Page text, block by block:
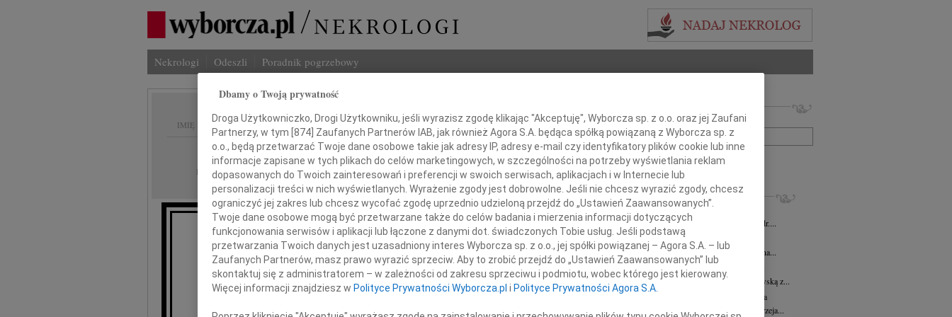
Nekrologi Odeszli Poradnik pogrzebowy
IMIĘ I NAZWISKO:
REGION: cała Polska
DATA EMISJI: 21.07.2025
Z żalem i smutkiem przyjęliśmy wiadomość o śmierci
Teściowej
Imię i nazwisko lub numer ogłoszenia:
+ szukanie zaawansowane
INNE NEKROLOGI
Eugeniusz Butruk 07.08.2026
Z głębokim żalem żegnamy Pana Profesora dr....
Zenon Smolarek 07.08.2026
Z powodu śmierci Pana nadinspektora Zenona...
Wacława Myśliwska 07.08.2026
Z głębokim żalem żegnamy Wacławę Myśliwską z...
Andrzej Morozowski
cała Polska
Z głębokim smutkiem i żalem żegnamy Andrzeja...
Dbamy o Twoją prywatność
Droga Użytkowniczko, Drogi Użytkowniku, jeśli wyrazisz zgodę klikając "Akceptuję", Wyborcza sp. z o.o. oraz jej Zaufani
Partnerzy, w tym [874] Zaufanych Partnerów IAB, jak również Agora S.A. będąca spółką powiązaną z Wyborcza sp. z
o.o., będą przetwarzać Twoje dane osobowe takie jak adresy IP, adresy e-mail czy identyfikatory plików cookie lub inne
informacje zapisane w tych plikach do celów marketingowych, w szczególności na potrzeby wyświetlania reklam
dopasowanych do Twoich zainteresowań i preferencji w swoich serwisach, aplikacjach i w Internecie lub
personalizacji treści w nich wyświetlanych. Wyrażenie zgody jest dobrowolne. Jeśli nie chcesz wyrazić zgody, chcesz
ograniczyć jej zakres lub chcesz wycofać zgodę uprzednio udzieloną przejdź do „Ustawień Zaawansowanych”.
Twoje dane osobowe mogą być przetwarzane także do celów badania i mierzenia informacji dotyczących
funkcjonowania serwisów i aplikacji lub łączone z danymi dot. świadczonych Tobie usług. Jeśli podstawą
przetwarzania Twoich danych jest uzasadniony interes Wyborcza sp. z o.o., jej spółki powiązanej – Agora S.A. – lub
Zaufanych Partnerów, masz prawo wyrazić sprzeciw. Aby to zrobić przejdź do „Ustawień Zaawansowanych” lub
skontaktuj się z administratorem – w zależności od zakresu sprzeciwu i podmiotu, wobec którego jest kierowany.
Więcej informacji znajdziesz w Polityce Prywatności Wyborcza.pl i Polityce Prywatności Agora S.A.